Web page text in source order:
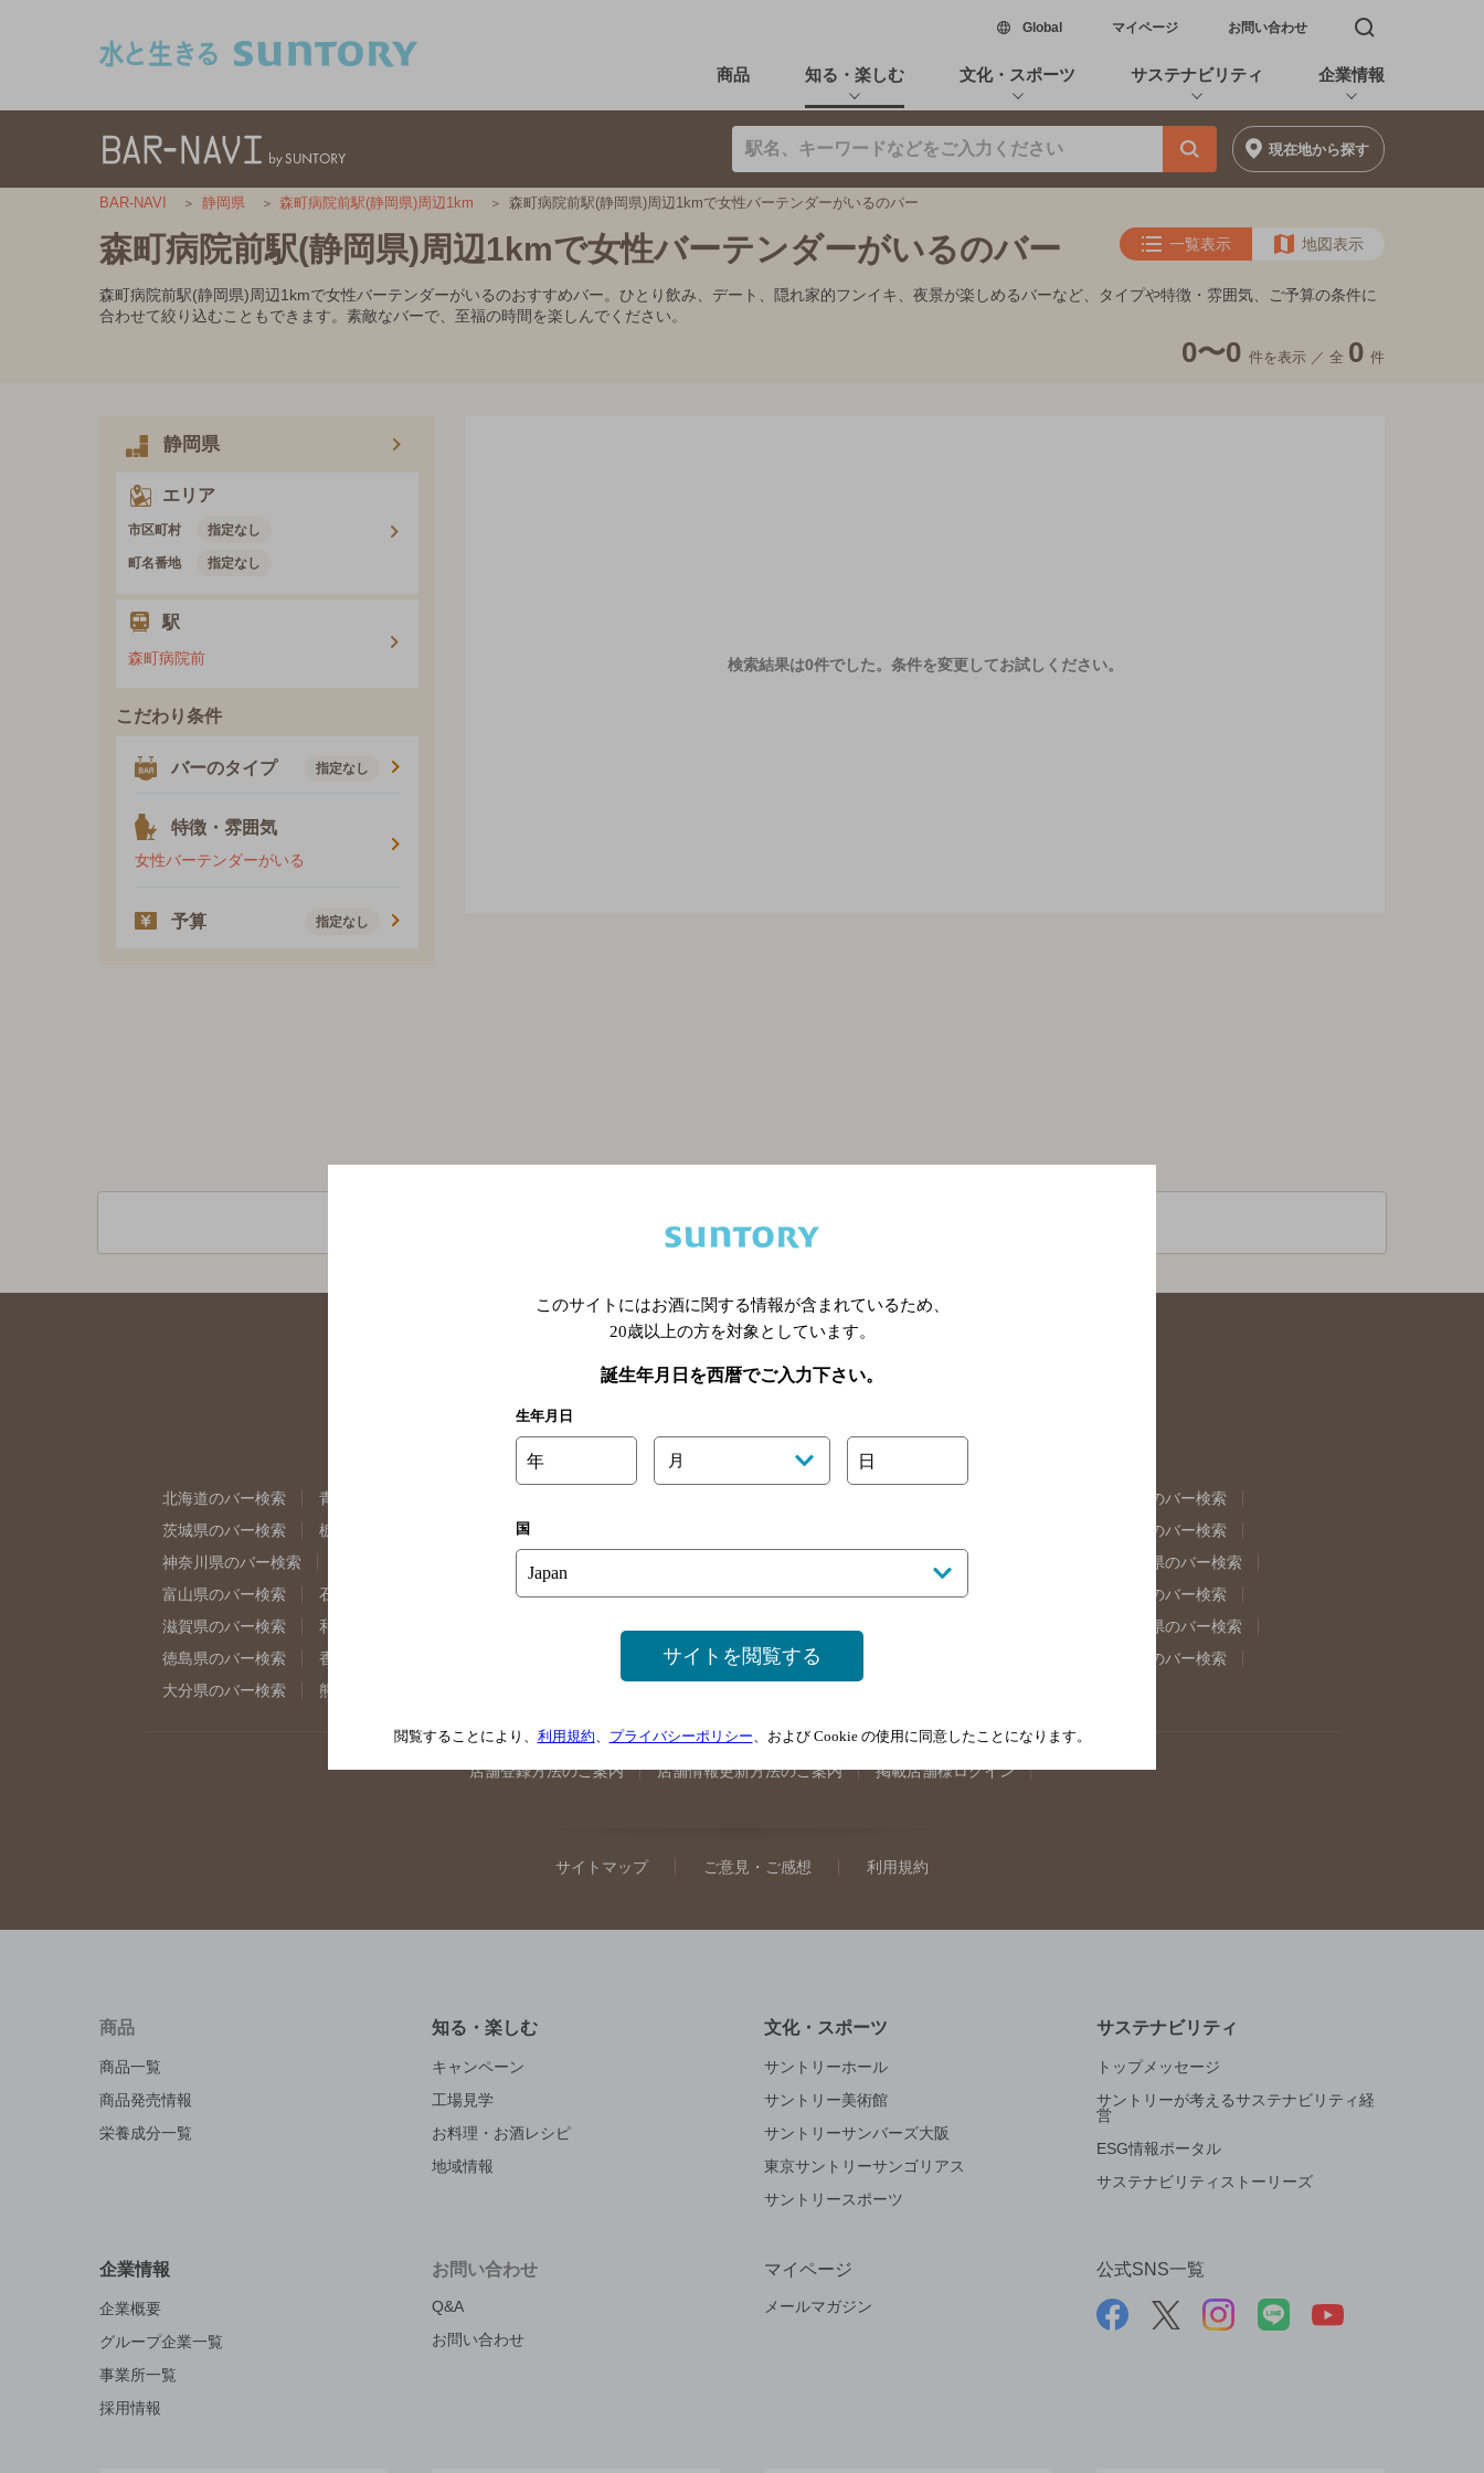
Global新しいウィンドウで開く
マイページ お問い合わせ 検索窓を開く
商品 知る・楽しむ 文化・スポーツ サステナビリティ 企業情報
現在地から探す
BAR-NAVI 静岡県 森町病院前駅(静岡県)周辺1km 森町病院前駅(静岡県)周辺1kmで女性バーテンダーがいるのバー
森町病院前駅(静岡県)周辺1kmで女性バーテンダーがいるのバー 一覧表示 地図表示
森町病院前駅(静岡県)周辺1kmで女性バーテンダーがいるのおすすめバー。ひとり飲み、デート、隠れ家的フンイキ、夜景が楽しめるバーなど、タイプや特徴・雰囲気、ご予算の条件に
合わせて絞り込むこともできます。素敵なバーで、至福の時間を楽しんでください。
0〜0 件を表示 ／ 全 0 件
静岡県
エリア
市区町村 指定なし
町名番地 指定なし
駅
森町病院前
こだわり条件
バーのタイプ 指定なし
特徴・雰囲気
女性バーテンダーがいる
予算 指定なし
検索結果は0件でした。 条件を変更してお試しください。
関連ページ
北海道のバー検索 青森県のバー検索
福島県のバー検索
茨城県のバー検索
栃木県のバー検索 群馬県のバー検索
東京都のバー検索
神奈川県のバー検索
埼玉県のバー検索
岐阜県のバー検索
富山県のバー検索
石川県のバー検索 福井県のバー検索 大阪府のバー検索 京都府のバー検索 兵庫県のバー検索
奈良県のバー検索
滋賀県のバー検索
和歌山県のバー検索 岡山県のバー検索 山口県のバー検索
島根県のバー検索
徳島県のバー検索
香川県のバー検索 高知県のバー検索 福岡県のバー検索
佐賀県のバー検索
大分県のバー検索
熊本県のバー検索
店舗登録方法のご案内 店舗情報更新方法のご案内 掲載店舗様ログイン
サイトマップ ご意見・ご感想 利用規約
商品
商品一覧
商品発売情報
栄養成分一覧
知る・楽しむ
キャンペーン
工場見学
お料理・お酒レシピ
地域情報
文化・スポーツ
サントリーホール
サントリー美術館
サントリーサンバーズ大阪
東京サントリーサンゴリアス
サントリースポーツ
サステナビリティ
トップメッセージ
サントリーが考えるサステナビリティ経
営
ESG情報ポータル
サステナビリティストーリーズ
企業情報
企業概要
グループ企業一覧
事業所一覧
採用情報
お問い合わせ
Q&A
お問い合わせ
マイページ
メールマガジン
公式SNS一覧
このサイトにはお酒に関する情報が含まれているため、
20歳以上の方を対象としています。
誕生年月日を西暦でご入力下さい。
生年月日
年 月 日
国
サイトを閲覧する
閲覧することにより、 利用規約、 プライバシーポリシー、および Cookie の使用に同意したことになります。